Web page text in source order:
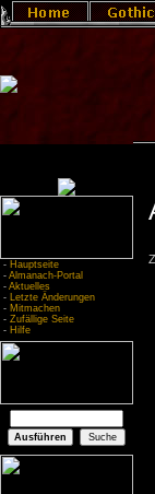
- Hauptseite
- Almanach-Portal
- Aktuelles
- Letzte Änderungen
- Mitmachen
- Zufällige Seite
- Hilfe